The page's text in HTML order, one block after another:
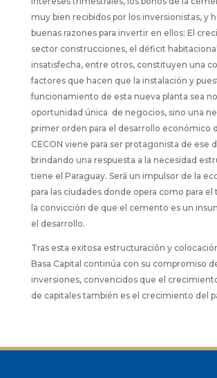
muy bien recibidos por los inversionistas, y
buenas razones para invertir en ellos: El
sector construcciones, el déficit
insatisfecha, entre otros, constituyen una
factores que hacen que la instalación y
funcionamiento de esta nueva planta sea
oportunidad única de negocios, sino una
primer orden para el desarrollo económico
CECON viene para ser protagonista de ese
brindando una respuesta a la necesidad
tiene el Paraguay. Será un impulsor de la
para las ciudades donde opera como para el
la convicción de que el cemento es un
el desarrollo.
Tras esta exitosa estructuración y
Basa Capital continúa con su compromiso
inversiones, convencidos que el
de capitales también es el crecimiento del